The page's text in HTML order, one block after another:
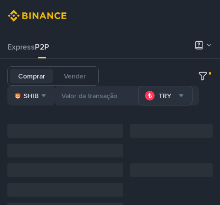
ExpressP2P
Comprar Vender
SHIB TRY